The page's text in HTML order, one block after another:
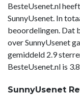
BesteUsenet.nl
SunnyUsenet. In
beoordelingen. Dat
over SunnyUsenet
gemiddeld 2.9
BesteUsenet.nl is 3.8.
SunnyUsenet